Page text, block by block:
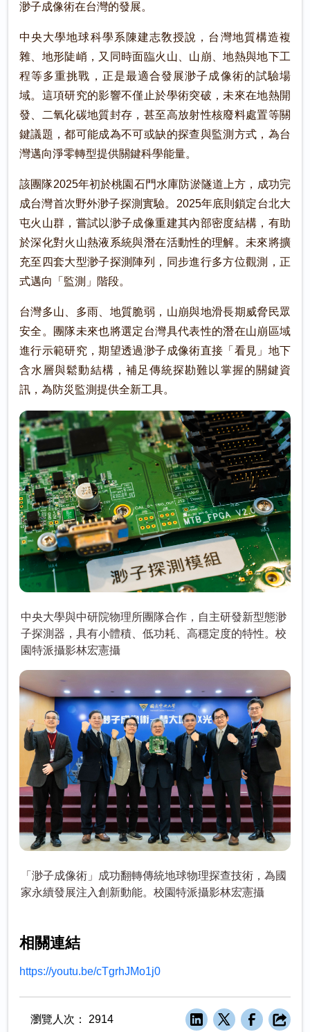
渺子成像術在台灣的發展。
中央大學地球科學系陳建志敎授說，台灣地質構造複
雜、地形陡峭，又同時面臨火山、山崩、地熱與地下工
程等多重挑戰，正是最適合發展渺子成像術的試驗場
域。這項研究的影響不僅止於學術突破，未來在地熱開
發、二氧化碳地質封存，甚至高放射性核廢料處置等關
鍵議題，都可能成為不可或缺的探查與監測方式，為台
灣邁向淨零轉型提供關鍵科學能量。
該團隊2025年初於桃園石門水庫防淤隧道上方，成功完
成台灣首次野外渺子探測實驗。2025年底則鎖定台北大
屯火山群，嘗試以渺子成像重建其內部密度結構，有助
於深化對火山熱液系統與潛在活動性的理解。未來將擴
充至四套大型渺子探測陣列，同步進行多方位觀測，正
式邁向「監測」階段。
台灣多山、多雨、地質脆弱，山崩與地滑長期威脅民眾
安全。團隊未來也將選定台灣具代表性的潛在山崩區域
進行示範研究，期望透過渺子成像術直接「看見」地下
含水層與鬆動結構，補足傳統探勘難以掌握的關鍵資
訊，為防災監測提供全新工具。
中央大學與中研院物理所團隊合作，自主研發新型態渺
子探測器，具有小體積、低功耗、高穩定度的特性。校
園特派攝影林宏憲攝
「渺子成像術」成功翻轉傳統地球物理探查技術，為國
家永續發展注入創新動能。校園特派攝影林宏憲攝
相關連結
https://youtu.be/cTgrhJMo1j0
瀏覽人次： 2914